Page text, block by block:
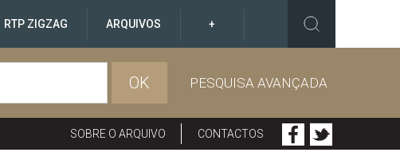
RTP ZIGZAG ARQUIVOS +
OK PESQUISA AVANÇADA
SOBRE O ARQUIVO CONTACTOS